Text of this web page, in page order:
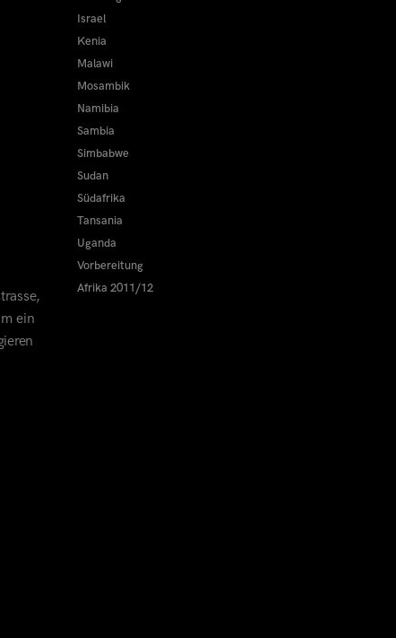
ein
Israel
Kenia
Malawi
Mosambik
Namibia
Sambia
Simbabwe
Sudan
Südafrika
Tansania
Uganda
Vorbereitung
Afrika 2011/12